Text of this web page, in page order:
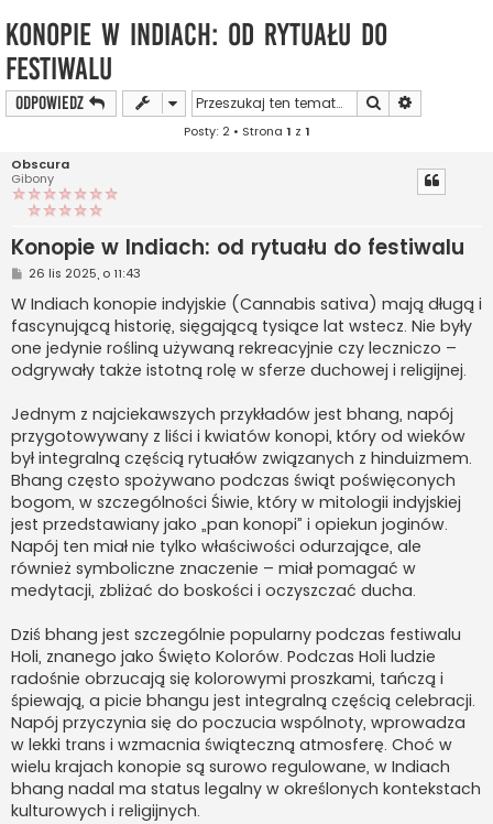
Konopie w Indiach: od rytuału do
festiwalu
ODPOWIEDZ Szukaj
Posty: 2 • Strona 1 z 1
Obscura
Gibony
Konopie w Indiach: od rytuału do festiwalu
P
s
26 lis 2025, o 11:43
W Indiach konopie indyjskie (Cannabis sativa) mają długą i
fascynującą historię, sięgającą tysiące lat wstecz. Nie były
one jedynie rośliną używaną rekreacyjnie czy leczniczo –
odgrywały także istotną rolę w sferze duchowej i religijnej.
Jednym z najciekawszych przykładów jest bhang, napój
przygotowywany z liści i kwiatów konopi, który od wieków
był integralną częścią rytuałów związanych z hinduizmem.
Bhang często spożywano podczas świąt poświęconych
bogom, w szczególności Śiwie, który w mitologii indyjskiej
jest przedstawiany jako „pan konopi” i opiekun joginów.
Napój ten miał nie tylko właściwości odurzające, ale
również symboliczne znaczenie – miał pomagać w
medytacji, zbliżać do boskości i oczyszczać ducha.
Dziś bhang jest szczególnie popularny podczas festiwalu
Holi, znanego jako Święto Kolorów. Podczas Holi ludzie
radośnie obrzucają się kolorowymi proszkami, tańczą i
śpiewają, a picie bhangu jest integralną częścią celebracji.
Napój przyczynia się do poczucia wspólnoty, wprowadza
w lekki trans i wzmacnia świąteczną atmosferę. Choć w
wielu krajach konopie są surowo regulowane, w Indiach
bhang nadal ma status legalny w określonych kontekstach
kulturowych i religijnych.